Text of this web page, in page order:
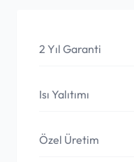
2 Yıl Garanti
Isı Yalıtımı
Özel Üretim